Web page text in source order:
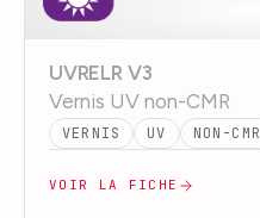
UVRELR V3
Vernis UV non-CMR
VERNIS UV NON-CMR
VOIR LA FICHE